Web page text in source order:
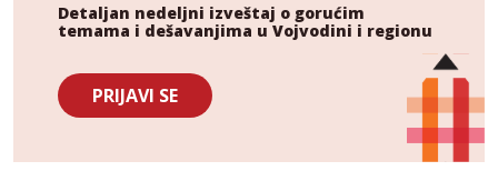
Detaljan nedeljni izveštaj o gorućim
temama i dešavanjima u Vojvodini i regionu
PRIJAVI SE